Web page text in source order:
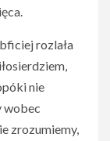
rozlała
nie
wobec
zrozumiemy,